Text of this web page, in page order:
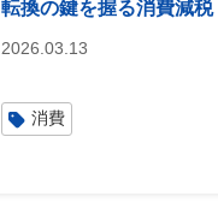
転換の鍵を握る消費減税
2026.03.13
消費